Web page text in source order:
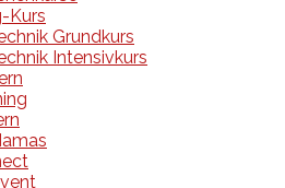
Kurs
Grundkurs
Intensivkurs